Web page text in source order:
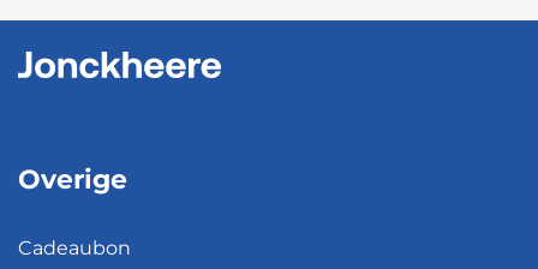
Overige
Cadeaubon